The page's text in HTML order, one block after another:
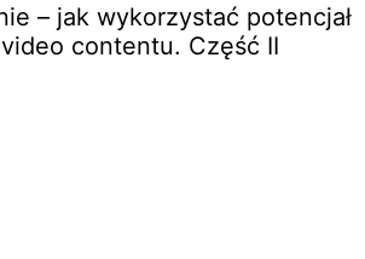
– jak wykorzystać potencjał
contentu. Część II